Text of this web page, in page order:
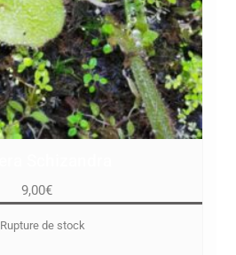
9,00€
Rupture de stock